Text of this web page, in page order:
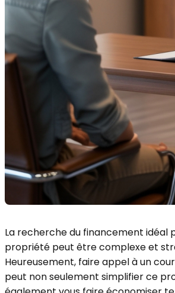
La recherche du financement idéal
propriété peut être complexe et
Heureusement, faire appel à un
peut non seulement simplifier ce